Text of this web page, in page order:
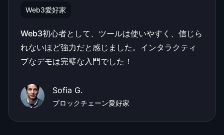
Web3愛好家
Web3初心者として、ツールは使いやすく、信じら
れないほど強力だと感じました。インタラクティ
ブなデモは完璧な入門でした！
Sofia G.
ブロックチェーン愛好家